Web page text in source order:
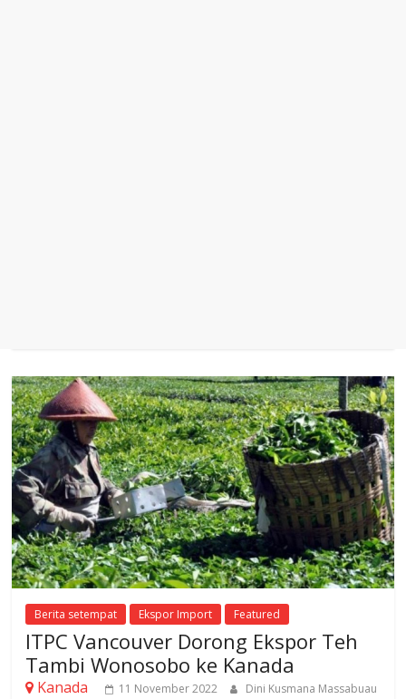
Berita setempat Ekspor Import Featured
ITPC Vancouver Dorong Ekspor Teh
Tambi Wonosobo ke Kanada
Kanada 11 November 2022
Dini Kusmana Massabuau